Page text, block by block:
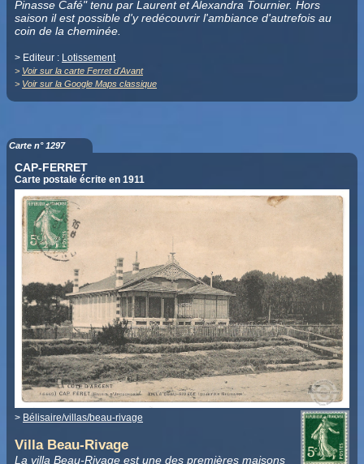
Pinasse Café" tenu par Laurent et Alexandra Tournier. Hors
saison il est possible d'y redécouvrir l'ambiance d'autrefois au
coin de la cheminée.
> Editeur : Lotissement
> Voir sur la carte Ferret d'Avant
> Voir sur la Google Maps classique
Carte n° 1297
CAP-FERRET
Carte postale écrite en 1911
> Bélisaire/villas/beau-rivage
Villa Beau-Rivage
La villa Beau-Rivage est une des premières maisons